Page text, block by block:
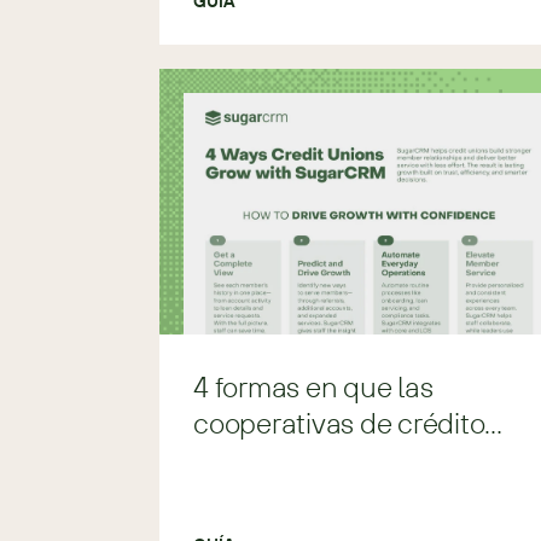
4 formas en que las
cooperativas de crédito